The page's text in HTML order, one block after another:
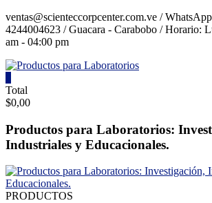
Saltar
contenido
ventas@scienteccorpcenter.com.ve /
4244004623 / Guacara - Carabobo / Horario:
am - 04:00 pm
Productos
para
Laboratorios
Investigación,
y
Educacionales.
Total
$0,00
Productos para Laboratorios:
Industriales y Educacionales.
PRODUCTOS